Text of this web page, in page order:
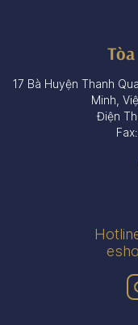
17 Bà Huyện Thanh
Minh,
Điện